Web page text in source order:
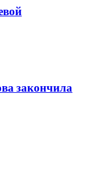
закончила